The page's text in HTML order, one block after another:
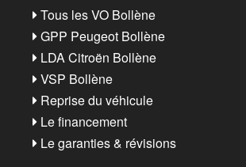
Tous les VO Bollène
GPP Peugeot Bollène
LDA Citroën Bollène
VSP Bollène
Reprise du véhicule
Le financement
Le garanties & révisions